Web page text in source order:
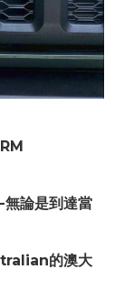
無論是到達當
的澳大